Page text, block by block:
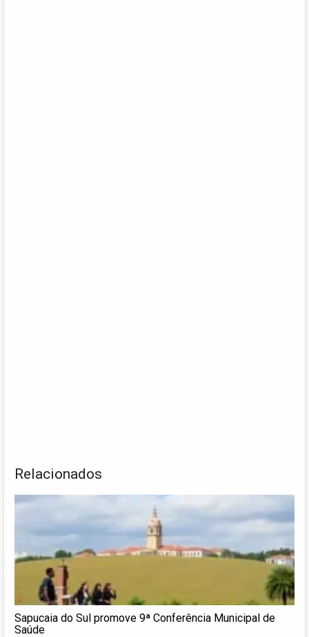
Relacionados
Sapucaia do Sul promove 9ª Conferência Municipal de
Saúde